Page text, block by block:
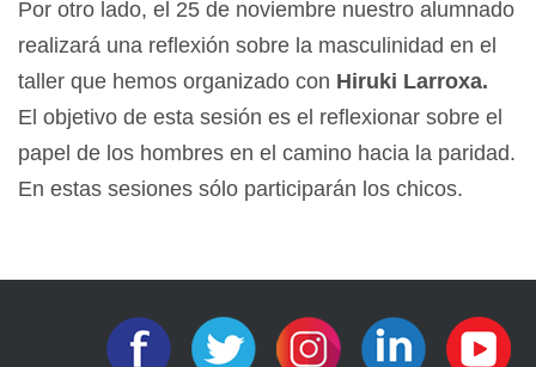
Por otro lado, el 25 de noviembre nuestro alumnado
realizará una reflexión sobre la masculinidad en el
taller que hemos organizado con Hiruki Larroxa.
El objetivo de esta sesión es el reflexionar sobre el
papel de los hombres en el camino hacia la paridad.
En estas sesiones sólo participarán los chicos.